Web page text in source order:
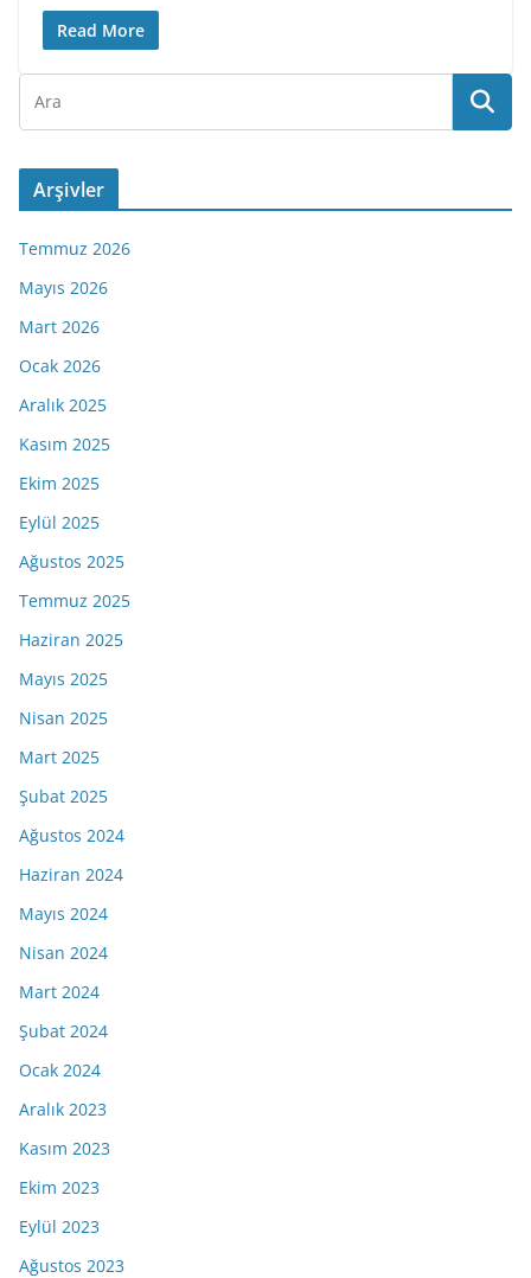
Read More
Arşivler
Temmuz 2026
Mayıs 2026
Mart 2026
Ocak 2026
Aralık 2025
Kasım 2025
Ekim 2025
Eylül 2025
Ağustos 2025
Temmuz 2025
Haziran 2025
Mayıs 2025
Nisan 2025
Mart 2025
Şubat 2025
Ağustos 2024
Haziran 2024
Mayıs 2024
Nisan 2024
Mart 2024
Şubat 2024
Ocak 2024
Aralık 2023
Kasım 2023
Ekim 2023
Eylül 2023
Ağustos 2023